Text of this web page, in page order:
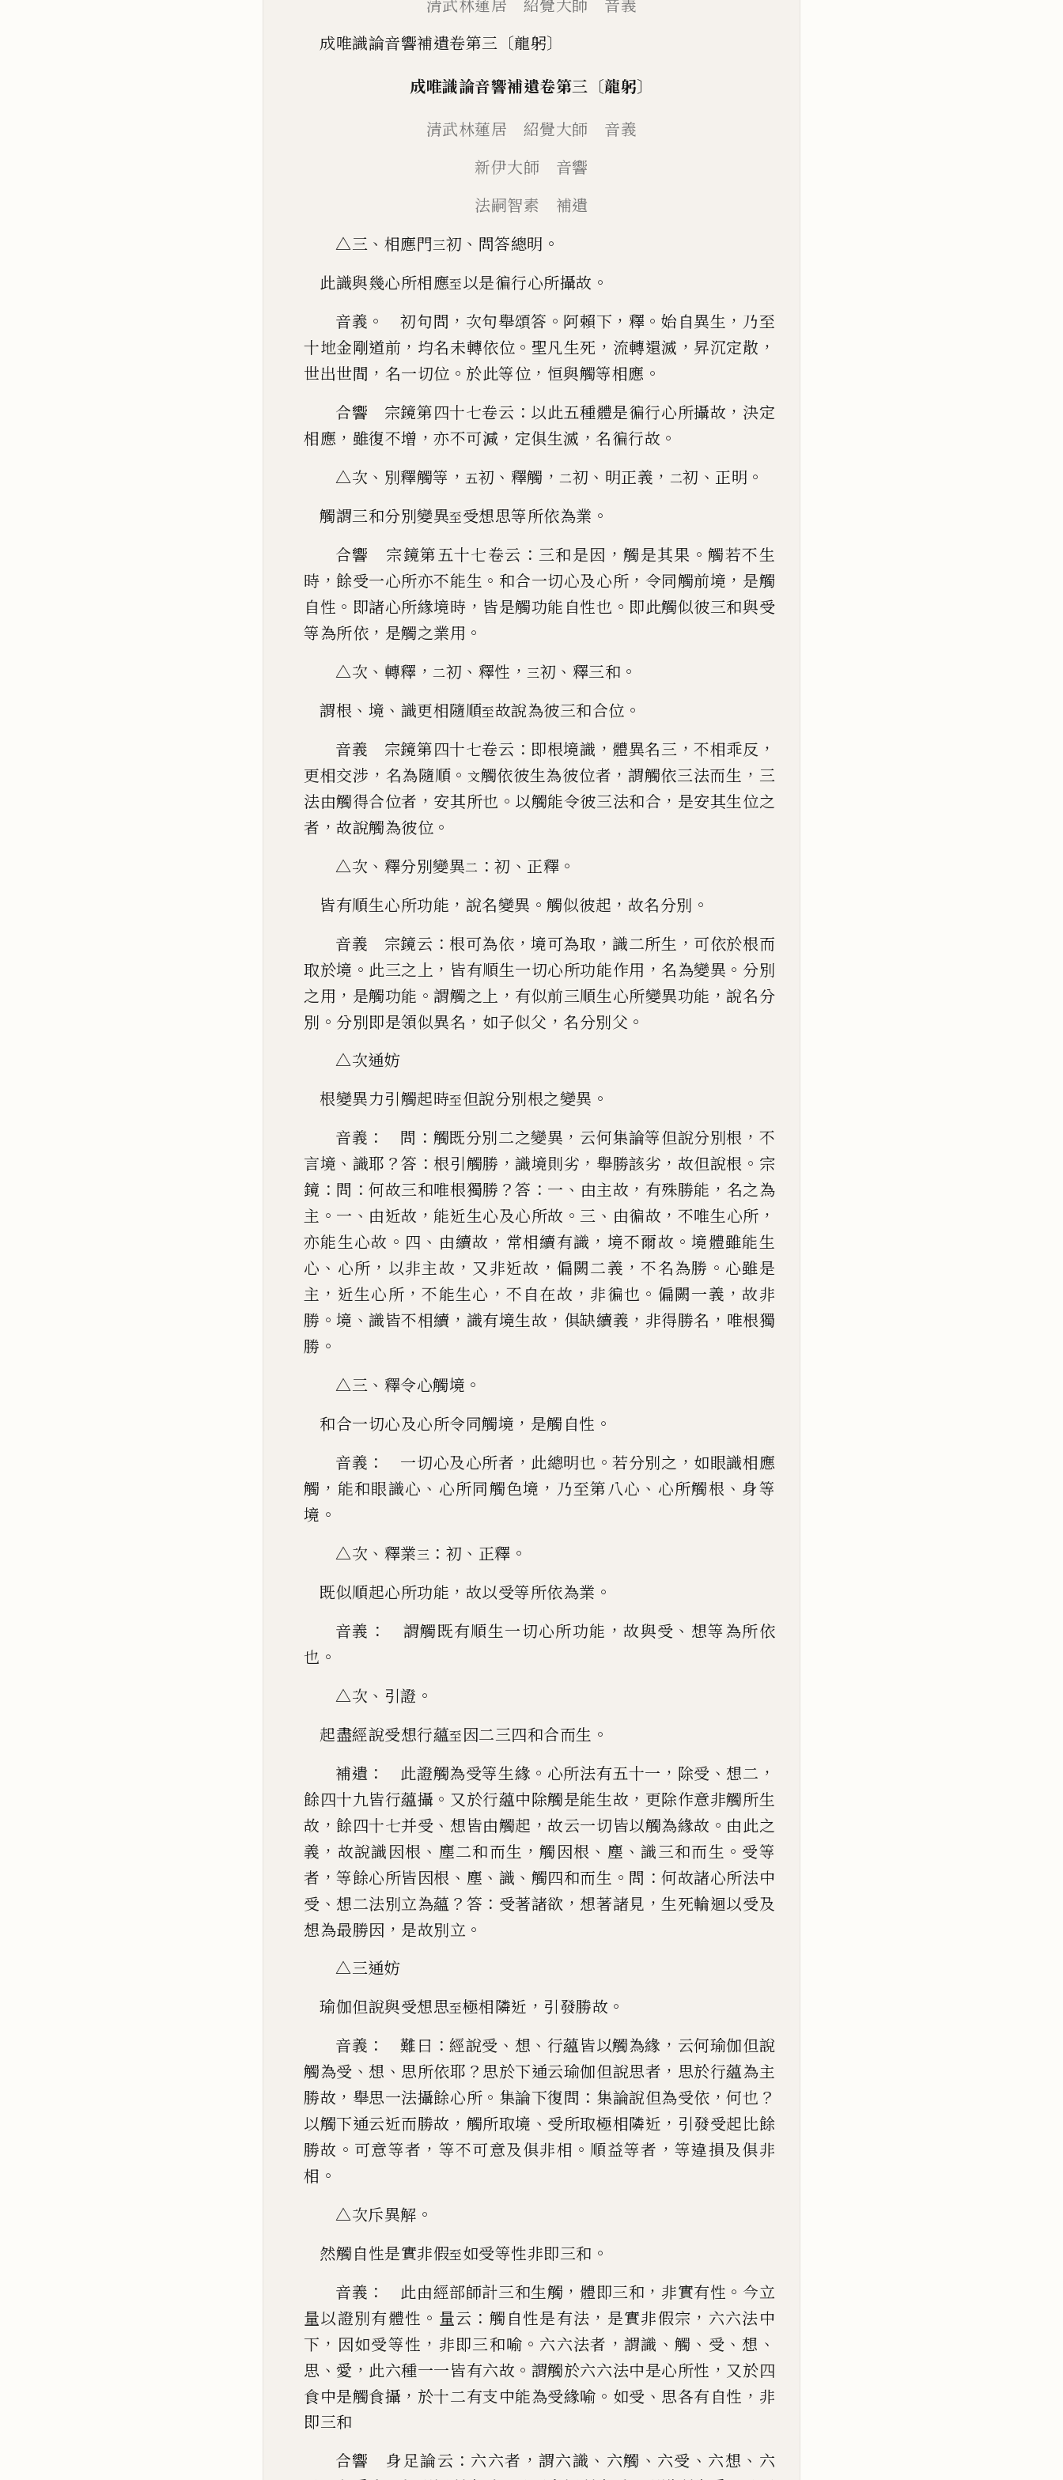
清武林蓮居 紹覺大師 音義
成唯識論音響補遺卷第三〔龍躬〕
成唯識論音響補遺卷第三 〔龍躬〕
清武林蓮居 紹覺大師 音義
新伊大師 音響
法嗣智素 補遺
△三 、 相應門三初 、 問答總明 。
此識與幾心所相應至以是徧行心所攝故 。
音義 。 初句問 ， 次句舉頌答 。 阿賴下 ， 釋 。始自異生 ， 乃至
十地金剛道前 ， 均名未轉依位 。 聖凡生死 ， 流轉還滅 ，昇沉定散 ，
世出世間 ， 名一切位 。 於此等位 ， 恒與觸等相應 。
合響 宗鏡第四十七卷云 ： 以此五種體是徧行心所攝故 ， 決定
相應 ， 雖復不增 ， 亦不可減 ， 定俱生滅 ， 名徧行故 。
△次 、 別釋觸等 ， 五初 、 釋觸 ， 二初 、 明正義 ， 二初 、 正明 。
觸謂三和分別變異至受想思等所依為業 。
合響 宗鏡第五十七卷云 ： 三和是因 ，觸是其果 。觸若不生
時 ，餘受一心所亦不能生 。 和合一切心及心所 ， 令同觸前境 ， 是觸
自性 。 即諸心所緣境時 ， 皆是觸功能自性也 。 即此觸似彼三和與受
等為所依 ， 是觸之業用 。
△次 、 轉釋 ， 二初 、 釋性 ， 三初 、 釋三和 。
謂根 、 境 、 識更相隨順至故說為彼三和合位 。
音義 宗鏡第四十七卷云 ： 即根境識 ， 體異名三 ，不相乖反 ，
更相交涉 ， 名為隨順 。 文觸依彼生為彼位者 ， 謂觸依三法而生 ， 三
法由觸得合位者 ， 安其所也 。 以觸能令彼三法和合 ， 是安其生位之
者 ， 故說觸為彼位 。
△次 、 釋分別變異二 ： 初 、 正釋 。
皆有順生心所功能 ， 說名變異 。 觸似彼起 ， 故名分別 。
音義 宗鏡云 ：根可為依 ，境可為取 ，識二所生 ， 可依於根而
取於境 。 此三之上 ， 皆有順生一切心所功能作用 ，名為變異 。 分別
之用 ， 是觸功能 。謂觸之 上 ， 有似前三順生心所變異功能 ，說名分
別 。 分別即是領似異名 ， 如子似父 ， 名分別父 。
△次通妨
根變異力引觸起時至但說分別根之變異 。
音義 ： 問 ： 觸既分別二之變異 ， 云何集論等但說分別根 ， 不
言境 、 識耶 ？答 ：根引觸勝 ，識境則劣 ， 舉勝該劣 ， 故但說根 。 宗
鏡 ： 問 ：何故三和唯根獨勝 ？答 ： 一 、 由主故 ， 有殊勝能 ， 名之為
主 。 一 、 由近故 ， 能近生心及心所故 。 三 、 由徧故 ， 不唯生心所 ，
亦能生心故 。 四 、 由續故 ， 常相續有識 ， 境不爾故 。境體雖能生
心 、 心所 ， 以非主故 ， 又非近故 ， 偏闕二義 ，不名為勝 。 心雖是
主 ， 近生心所 ，不能生心 ， 不自在故 ， 非徧也 。 偏闕一義 ，故非
勝 。境 、識皆不相續 ， 識有境生故 ， 俱缺續義 ， 非得勝名 ， 唯根獨
勝 。
△三 、 釋令心觸境 。
和合一切心及心所令同觸境 ， 是觸自性 。
音義 ： 一切心及心所者 ， 此總明也 。若分別之 ， 如眼識相應
觸 ， 能和眼識心 、 心所同觸色境 ， 乃至第八心 、 心所觸根 、 身等
境 。
△次 、 釋業三 ： 初 、 正釋 。
既似順起心所功能 ， 故以受等所依為業 。
音義 ： 謂觸既有順生一切心所功能 ，故與受 、 想等為所依
也 。
△次 、 引證 。
起盡經說受想行蘊至因二三四和合而生 。
補遺 ： 此證觸為受等生緣 。 心所法有五十一 ， 除受 、 想二 ，
餘四十九皆行蘊攝 。 又於行蘊中除觸是能生故 ， 更除作意非觸所生
故 ，餘四十七并受 、 想皆由觸起 ，故云一切皆以觸為緣故 。 由此之
義 ， 故說識因根 、 塵二和而生 ，觸因根 、 塵 、識三和而生 。 受等
者 ，等餘心所皆因根 、 塵 、 識 、 觸四和而生 。 問 ：何故諸心所法中
受 、 想二法別立為蘊 ？ 答 ： 受著諸欲 ， 想著諸見 ，生死輪迴以受及
想為最勝因 ， 是故別立 。
△三通妨
瑜伽但說與受想思至極相隣近 ， 引發勝故 。
音義 ： 難曰 ： 經說受 、 想 、 行蘊皆以觸為緣 ， 云何瑜伽但說
觸為受 、 想 、 思所依耶 ？ 思於下通云瑜伽但說思者 ， 思於行蘊為主
勝故 ， 舉思一法攝餘心所 。 集論下復問 ： 集論說但為受依 ，何也 ？
以觸下通云近而勝故 ， 觸所取境 、 受所取極相隣近 ， 引發受起比餘
勝故 。 可意等者 ， 等不可意及俱非相 。 順益等者 ，等違損及俱非
相 。
△次斥異解 。
然觸自性是實非假至如受等性非即三和 。
音義 ： 此由經部師計三和生觸 ， 體即三和 ， 非實有性 。 今立
量以證別有體性 。 量云 ： 觸自性是有法 ， 是實非假宗 ， 六六法中
下 ， 因如受等性 ， 非即三和喻 。 六六法者 ，謂識 、觸 、 受 、 想 、
思 、愛 ， 此六種一一皆有六故 。 謂觸於六六法中是心所性 ， 又於四
食中是觸食攝 ， 於十二有支中能為受緣喻 。 如受 、 思各有自性 ， 非
即三和
合響 身足論云 ： 六六者 ，謂六識 、 六觸 、 六受 、 六想 、 六